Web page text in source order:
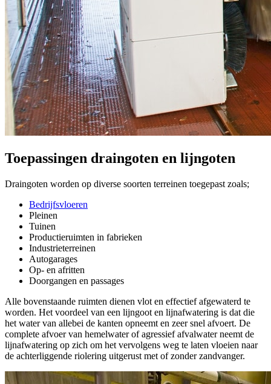
Toepassingen draingoten en lijngoten
Draingoten worden op diverse soorten terreinen toegepast zoals;
Bedrijfsvloeren
Pleinen
Tuinen
Productieruimten in fabrieken
Industrieterreinen
Autogarages
Op- en afritten
Doorgangen en passages
Alle bovenstaande ruimten dienen vlot en effectief afgewaterd te
worden. Het voordeel van een lijngoot en lijnafwatering is dat die
het water van allebei de kanten opneemt en zeer snel afvoert. De
complete afvoer van hemelwater of agressief afvalwater neemt de
lijnafwatering op zich om het vervolgens weg te laten vloeien naar
de achterliggende riolering uitgerust met of zonder zandvanger.